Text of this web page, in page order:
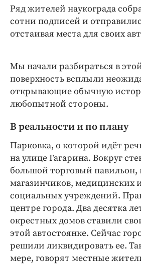
Бренд года
Работодатель года
Ряд жителей наукограда
сотни подписей и
отстаивая места для своих
Мы начали разбираться в
поверхность всплыли
открывающие обычную
любопытной стороны.
В реальности и по плану
Парковка, о которой идёт
на улице Гагарина. Вокруг
большой торговый павильон,
магазинчиков, медицинских
социальных учреждений.
центре города. Два десятка
окрестных домов ставили
этой автостоянке. Сейчас
решили ликвидировать ее.
мере, говорят местные